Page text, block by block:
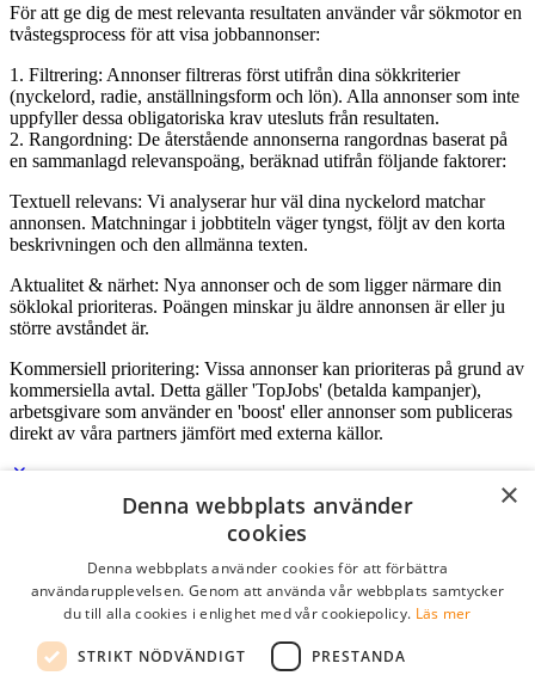
För att ge dig de mest relevanta resultaten använder vår sökmotor en
tvåstegsprocess för att visa jobbannonser:
1. Filtrering: Annonser filtreras först utifrån dina sökkriterier
(nyckelord, radie, anställningsform och lön). Alla annonser som inte
uppfyller dessa obligatoriska krav utesluts från resultaten.
2. Rangordning: De återstående annonserna rangordnas baserat på
en sammanlagd relevanspoäng, beräknad utifrån följande faktorer:
Textuell relevans: Vi analyserar hur väl dina nyckelord matchar
annonsen. Matchningar i jobbtiteln väger tyngst, följt av den korta
beskrivningen och den allmänna texten.
Aktualitet & närhet: Nya annonser och de som ligger närmare din
söklokal prioriteras. Poängen minskar ju äldre annonsen är eller ju
större avståndet är.
Kommersiell prioritering: Vissa annonser kan prioriteras på grund av
kommersiella avtal. Detta gäller 'TopJobs' (betalda kampanjer),
arbetsgivare som använder en 'boost' eller annonser som publiceras
direkt av våra partners jämfört med externa källor.
Logga in som företag
Lösenord
kom ihåg mig
×
Denna webbplats använder
cookies
Denna webbplats använder cookies för att förbättra
användarupplevelsen. Genom att använda vår webbplats samtycker
du till alla cookies i enlighet med vår cookiepolicy. Läs mer
STRIKT NÖDVÄNDIGT PRESTANDA